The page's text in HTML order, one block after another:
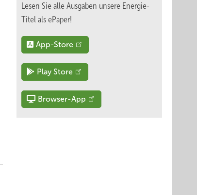
Lesen Sie alle Ausgaben unsere Energie-
Titel als ePaper!
App-Store
Play Store
Browser-App